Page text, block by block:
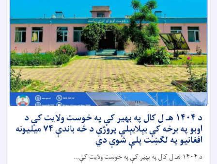
د ۱۴۰۴ هـ ل کال په بهیر کې په خوست ولایت کې د
اوبو په برخه کې بېلابېلې پروژې د څه باندې ۷۴ میلیونه
افغانیو په لګښت پلې شوې دي
د ۱۴۰۴ هـ ل کال په بهیر کې په خوست ولایت کې...